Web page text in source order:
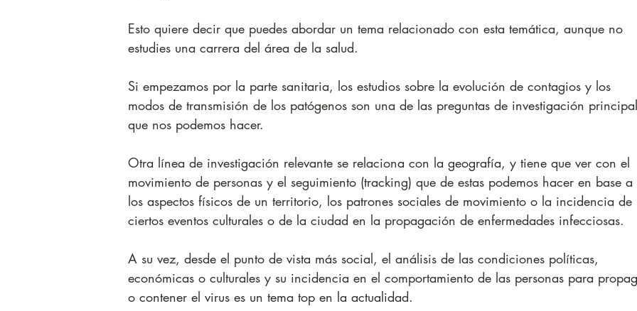
Esto quiere decir que puedes abordar un tema relacionado con esta temática, aunque no
estudies una carrera del área de la salud.
Si empezamos por la parte sanitaria, los estudios sobre la evolución de contagios y los
modos de transmisión de los patógenos son una de las preguntas de investigación
que nos podemos hacer.
Otra línea de investigación relevante se relaciona con la geografía, y tiene que ver con el
movimiento de personas y el seguimiento (tracking) que de estas podemos hacer en base a
los aspectos físicos de un territorio, los patrones sociales de movimiento o la incidencia de
ciertos eventos culturales o de la ciudad en la propagación de enfermedades infecciosas.
A su vez, desde el punto de vista más social, el análisis de las condiciones políticas,
económicas o culturales y su incidencia en el comportamiento de las personas para
o contener el virus es un tema top en la actualidad.